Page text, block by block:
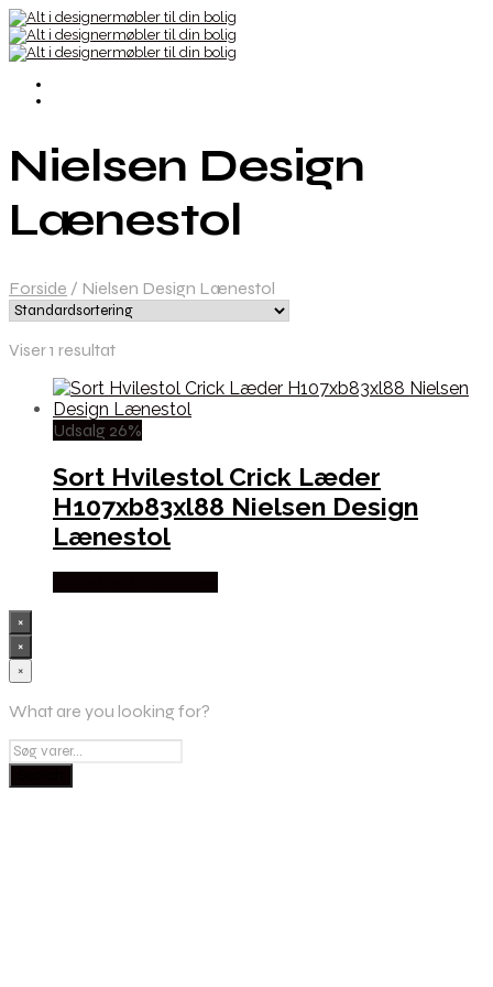
Nielsen Design
Lænestol
Forside / Nielsen Design Lænestol
Viser 1 resultat
Udsalg 26%
Sort Hvilestol Crick Læder
H107xb83xl88 Nielsen Design
Lænestol
×
×
×
What are you looking for?